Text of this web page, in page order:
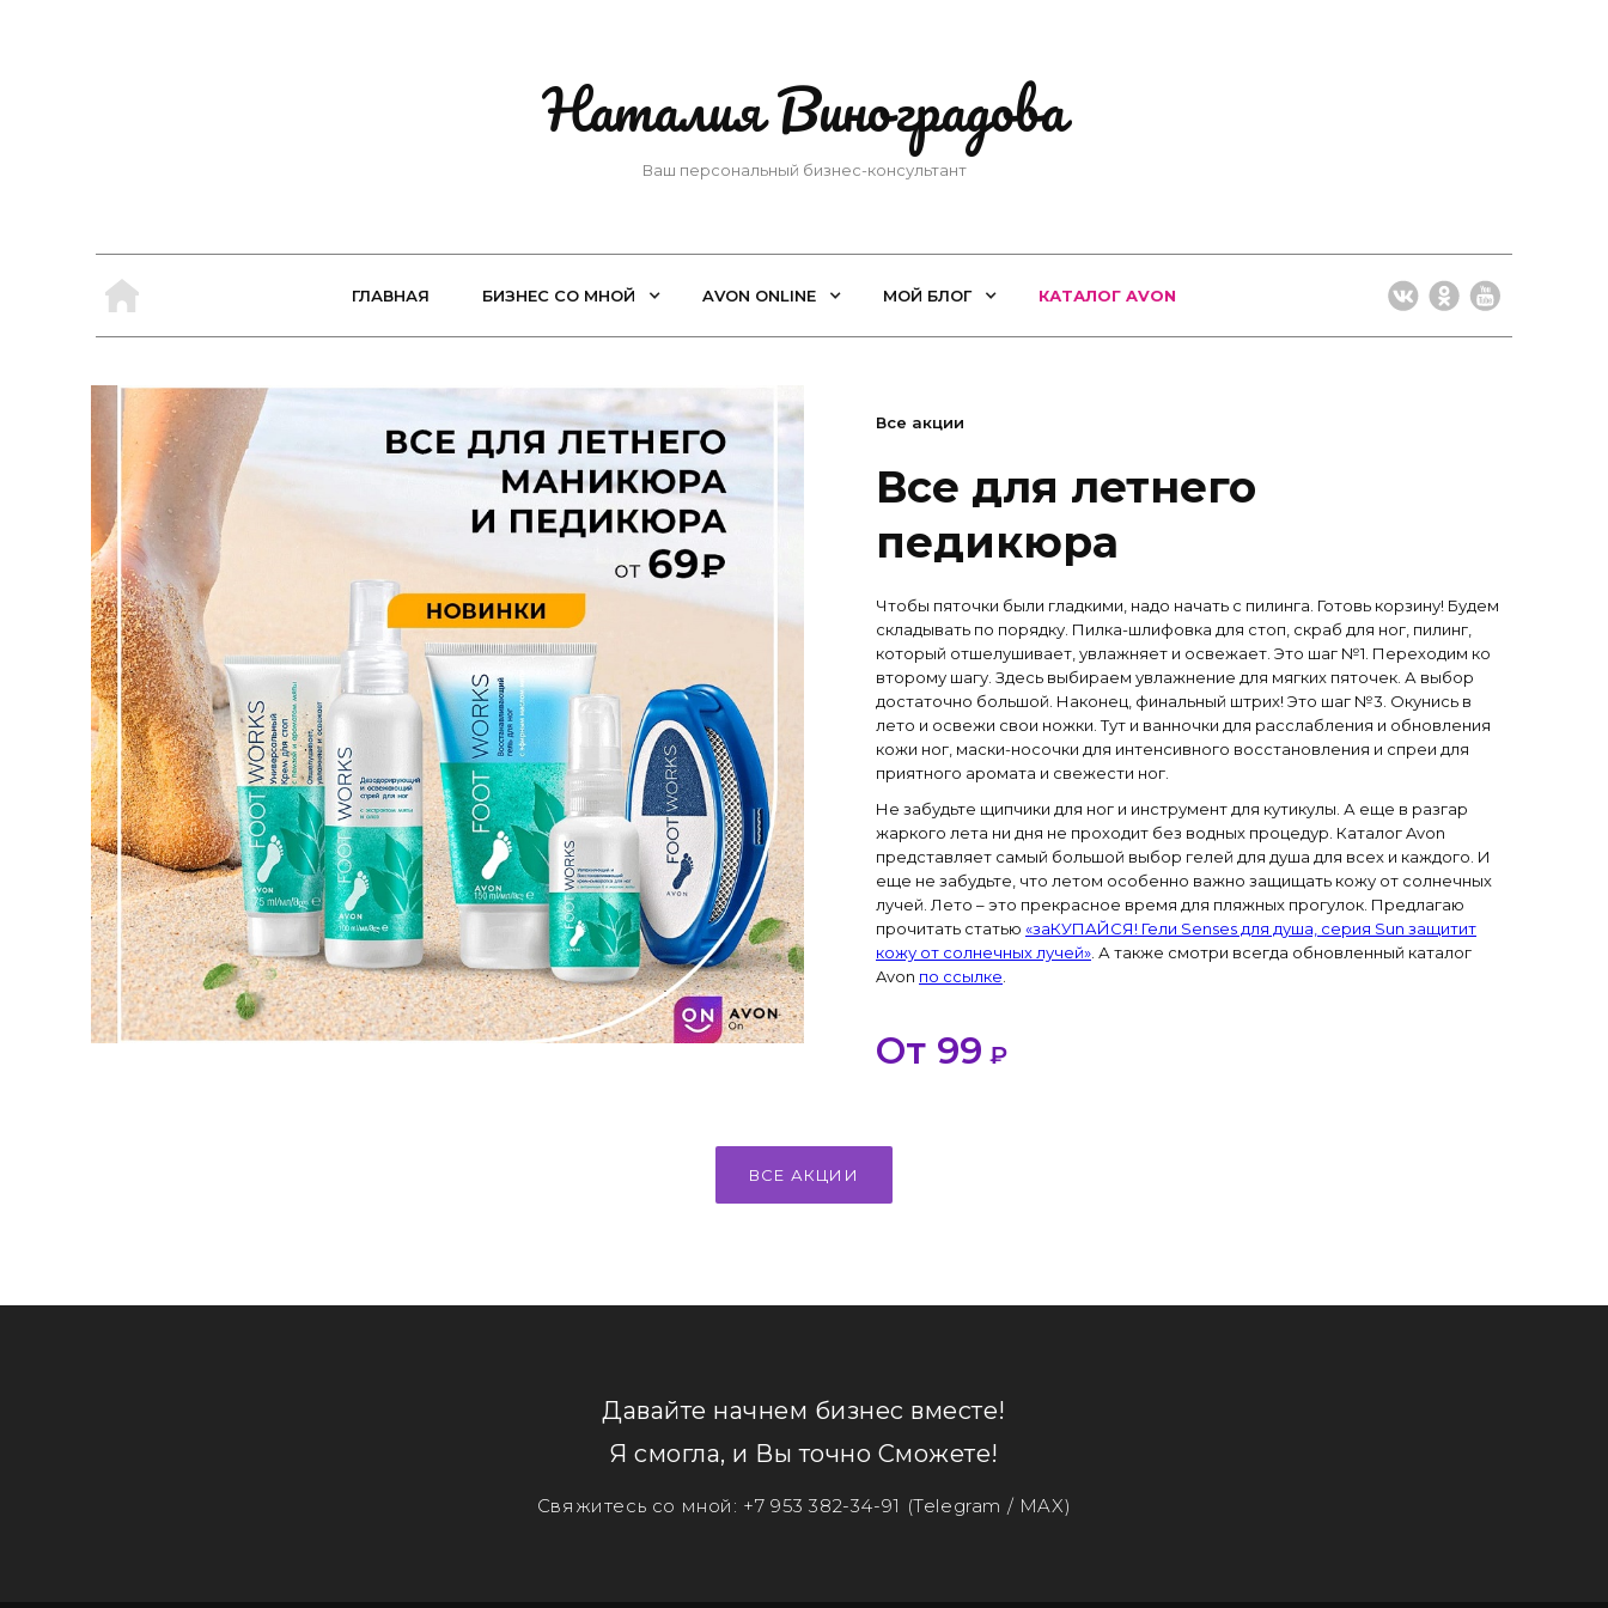
Наталия Виноградова
Ваш персональный бизнес-консультант
ГЛАВНАЯ БИЗНЕС СО МНОЙ AVON ONLINE МОЙ БЛОГ КАТАЛОГ AVON
Все акции
Все для летнего
педикюра
Чтобы пяточки были гладкими, надо начать с пилинга. Готовь корзину! Будем
складывать по порядку. Пилка-шлифовка для стоп, скраб для ног, пилинг,
который отшелушивает, увлажняет и освежает. Это шаг №1. Переходим ко
второму шагу. Здесь выбираем увлажнение для мягких пяточек. А выбор
достаточно большой. Наконец, финальный штрих! Это шаг №3. Окунись в
лето и освежи свои ножки. Тут и ванночки для расслабления и обновления
кожи ног, маски-носочки для интенсивного восстановления и спреи для
приятного аромата и свежести ног.
Не забудьте щипчики для ног и инструмент для кутикулы. А еще в разгар
жаркого лета ни дня не проходит без водных процедур. Каталог Avon
представляет самый большой выбор гелей для душа для всех и каждого. И
еще не забудьте, что летом особенно важно защищать кожу от солнечных
лучей. Лето – это прекрасное время для пляжных прогулок. Предлагаю
прочитать статью «заКУПАЙСЯ! Гели Senses для душа, серия Sun защитит
кожу от солнечных лучей» . А также смотри всегда обновленный каталог
Avon по ссылке
От 99 ₽
ВСЕ АКЦИИ
Давайте начнем бизнес вместе!
Я смогла, и Вы точно Сможете!
Свяжитесь со мной: +7 953 382-34-91 (Telegram / MAX)